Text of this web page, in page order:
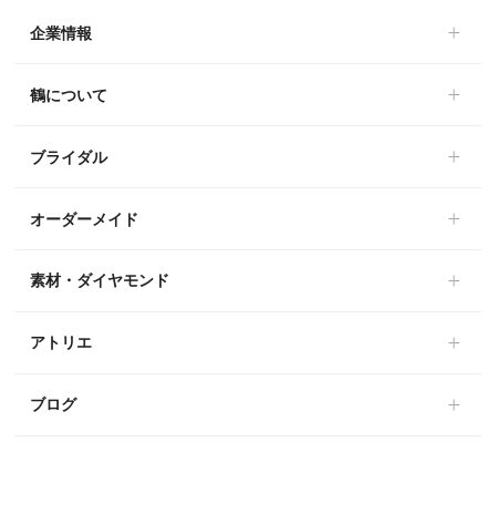
企業情報
鶴について
ブライダル
オーダーメイド
素材・ダイヤモンド
アトリエ
ブログ